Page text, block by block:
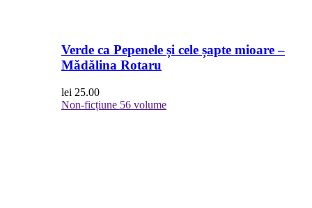
Verde ca Pepenele și cele șapte mioare –
Mădălina Rotaru
lei 25.00
Non-ficțiune 56 volume